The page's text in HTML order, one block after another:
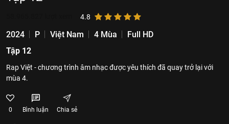
4.8
2024 P Việt Nam 4 Mùa
Full HD
Tập 12
Rap Việt - chương trình âm nhạc được yêu thích đã quay trở lại với
mùa 4.
0 Bình luận Chia sẻ